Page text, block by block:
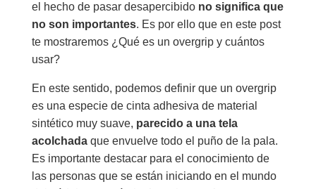
el hecho de pasar desapercibido no significa que
no son importantes. Es por ello que en este post
te mostraremos ¿Qué es un overgrip y cuántos
usar?
En este sentido, podemos definir que un overgrip
es una especie de cinta adhesiva de material
sintético muy suave, parecido a una tela
acolchadaque envuelve todo el puño de la pala.
Es importante destacar para el conocimiento de
las personas que se están iniciando en el mundo